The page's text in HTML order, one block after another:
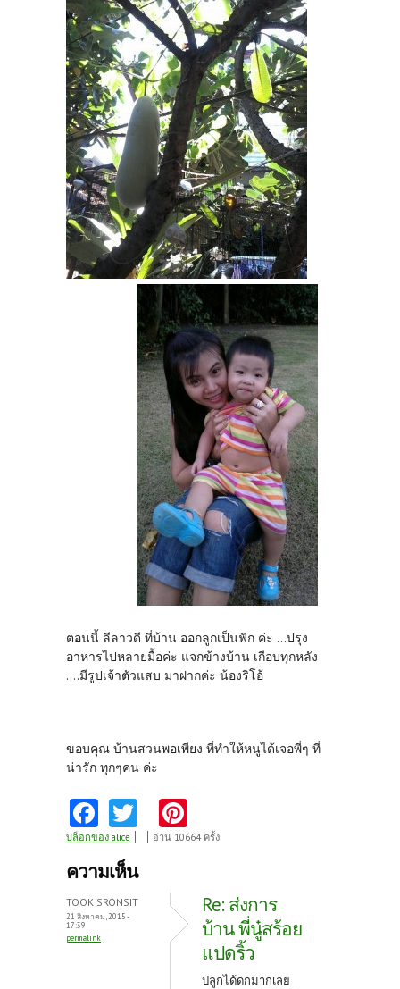
ตอนนี้ ลีลาวดี ที่บ้าน ออกลูกเป็นฟัก ค่ะ ...ปรุง
อาหารไปหลายมื้อค่ะ แจกข้างบ้าน เกือบทุกหลัง
....มีรูปเจ้าตัวแสบ มาฝากค่ะ น้องริโอ้
ขอบคุณ บ้านสวนพอเพียง ที่ทำให้หนูได้เจอพี่ๆ ที่
น่ารัก ทุกๆคน ค่ะ
Fa
ce
b
o
o
k
w
itt
er
nt
es
t
บล็อกของ alice อ่าน 10664 ครั้ง
ความเห็น
TOOK SRONSIT
21 สิงหาคม, 2015 -
17:39
permalink
Re: ส่งการ
บ้าน พี่นู๋สร้อย
แปดริ้ว
ปลูกได้ดกมากเลย